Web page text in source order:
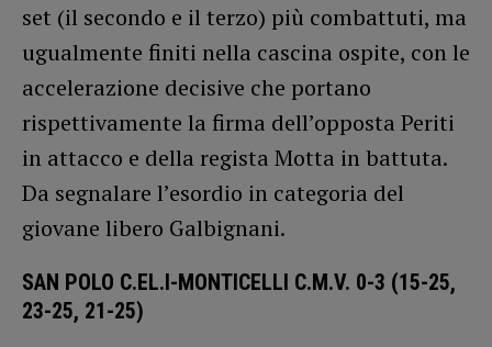
set (il secondo e il terzo) più combattuti, ma
ugualmente finiti nella cascina ospite, con le
accelerazione decisive che portano
rispettivamente la firma dell’opposta Periti
in attacco e della regista Motta in battuta.
Da segnalare l’esordio in categoria del
giovane libero Galbignani.
SAN POLO C.EL.I-MONTICELLI C.M.V. 0-3 (15-25,
23-25, 21-25)